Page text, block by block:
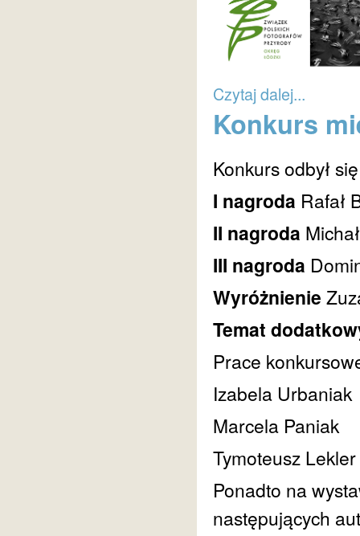
Czytaj dalej...
Konkurs
Konkurs odbył
I nagroda Rafał
II nagroda
III nagroda
Wyróżnienie
Temat
Prace
Izabela Urbaniak
Marcela Paniak
Tymoteusz Lekler
Ponadto na
następujących